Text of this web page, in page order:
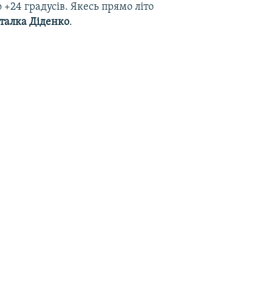
градусів. Якесь прямо літо
Діденко.